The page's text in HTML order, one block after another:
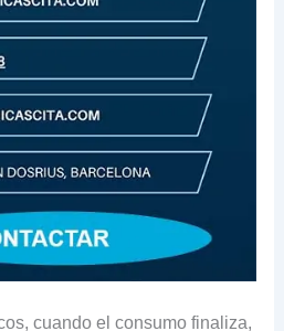
cuando el consumo finaliza,